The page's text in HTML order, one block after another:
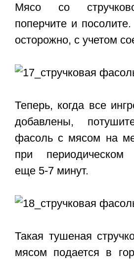
Мясо со
поперчите и
осторожно, с учетом
Теперь, когда все
добавлены,
фасоль с мясом на
при периодическом
еще 5-7 минут.
Такая тушеная
мясом подается в